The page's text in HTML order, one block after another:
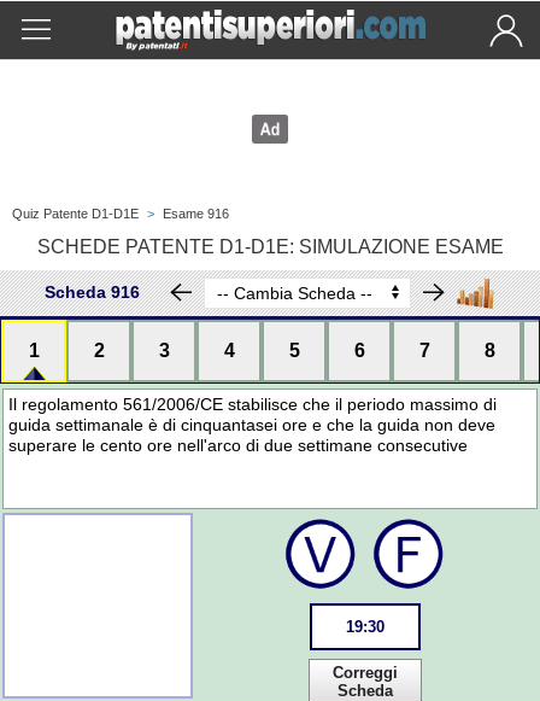
Quiz Patente D1-D1E > Esame 916
SCHEDE PATENTE D1-D1E: SIMULAZIONE ESAME
Scheda 916
1 2 3 4 5 6 7 8
Il regolamento 561/2006/CE stabilisce che il periodo massimo di
guida settimanale è di cinquantasei ore e che la guida non deve
superare le cento ore nell'arco di due settimane consecutive
19:30
Correggi
Scheda